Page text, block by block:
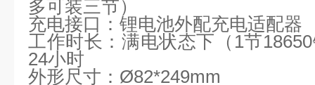
多可装三节）
充电接口：锂电池外配充电适配器
工作时长：满电状态下（ 1节18650
24小时
外形尺寸： Ø82*249mm